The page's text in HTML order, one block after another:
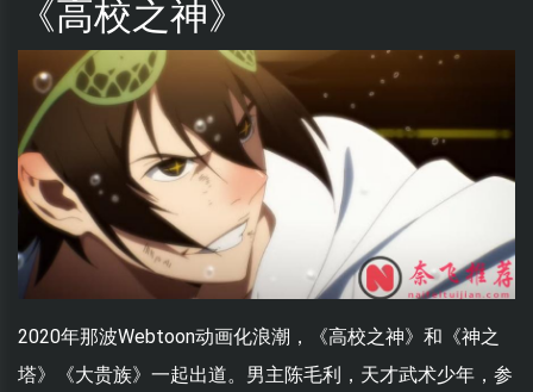
《高校之神》
2020年那波Webtoon动画化浪潮，《高校之神》和《神之
塔》《大贵族》一起出道。男主陈毛利，天才武术少年，参